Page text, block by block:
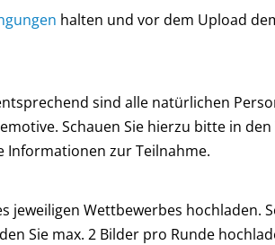
halten und vor dem Upload
sind alle natürlichen
Schauen Sie hierzu bitte in
Informationen zur Teilnahme.
jeweiligen Wettbewerbes
Sie max. 2 Bilder pro Runde